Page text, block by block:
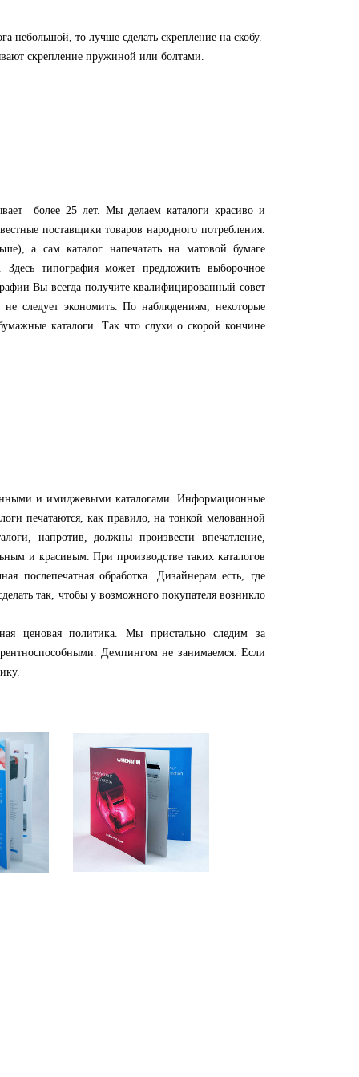
то лучше сделать скрепление на скобу.
скрепление пружиной или болтами.
более 25 лет. Мы делаем каталоги красиво и
поставщики товаров народного потребления.
а сам каталог напечатать на матовой бумаге
типография может предложить выборочное
Вы всегда получите квалифицированный совет
следует экономить. По наблюдениям, некоторые
каталоги. Так что слухи о скорой кончине
и имиджевыми каталогами. Информационные
печатаются, как правило, на тонкой мелованной
напротив, должны произвести впечатление,
и красивым. При производстве таких каталогов
послепечатная обработка. Дизайнерам есть, где
так, чтобы у возможного покупателя возникло
политика. Мы пристально следим за
Демпингом не занимаемся. Если